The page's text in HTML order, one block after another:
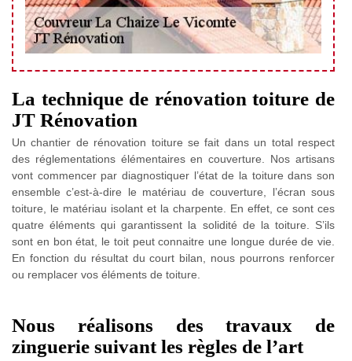
La technique de rénovation toiture de
JT Rénovation
Un chantier de rénovation toiture se fait dans un total respect
des réglementations élémentaires en couverture. Nos artisans
vont commencer par diagnostiquer l’état de la toiture dans son
ensemble c’est-à-dire le matériau de couverture, l’écran sous
toiture, le matériau isolant et la charpente. En effet, ce sont ces
quatre éléments qui garantissent la solidité de la toiture. S’ils
sont en bon état, le toit peut connaitre une longue durée de vie.
En fonction du résultat du court bilan, nous pourrons renforcer
ou remplacer vos éléments de toiture.
Nous réalisons des travaux de
zinguerie suivant les règles de l’art